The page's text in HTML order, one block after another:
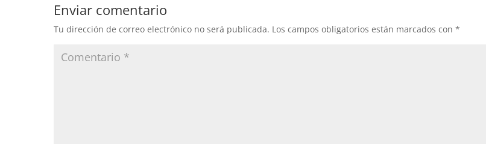
Enviar comentario
Tu dirección de correo electrónico no será publicada. Los campos obligatorios están marcados con *